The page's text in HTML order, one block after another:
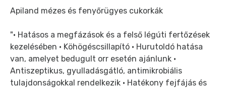
Apiland mézes és fenyőrügyes cukorkák
"• Hatásos a megfázások és a felső légúti fertőzések
kezelésében • Köhögéscsillapító • Hurutoldó hatása
van, amelyet bedugult orr esetén ajánlunk •
Antiszeptikus, gyulladásgátló, antimikrobiális
tulajdonságokkal rendelkezik • Hatékony fejfájás és